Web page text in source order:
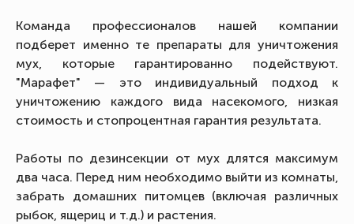
Команда профессионалов нашей компании
подберет именно те препараты для уничтожения
мух, которые гарантированно подействуют.
"Марафет" — это индивидуальный подход к
уничтожению каждого вида насекомого, низкая
стоимость и стопроцентная гарантия результата.
Работы по дезинсекции от мух длятся максимум
два часа. Перед ним необходимо выйти из комнаты,
забрать домашних питомцев (включая различных
рыбок, ящериц и т.д.) и растения.